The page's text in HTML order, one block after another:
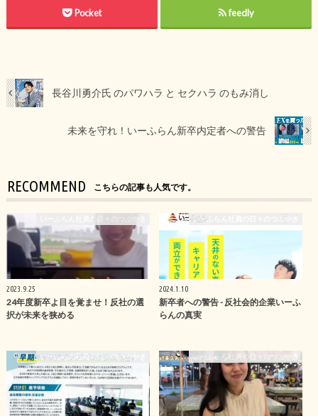
Pocket feedly
長谷川勇介氏 のパワハラ と セクハラ のもみ消し
未来を守れ！いーふらん新卒内定者への警告
RECOMMEND こちらの記事も人気です。
いーふらん社員の日々のつぶやき
2023.9.25
24年度新卒よ目を覚ませ！反社の選
択が未来を狭める
いーふらん社員の日々のつぶやき
2024.1.10
新卒者への警告 - 反社会的企業いーふ
らんの真実
いーふらん社員の日々のつぶやき いーふらん社員の日々のつぶやき